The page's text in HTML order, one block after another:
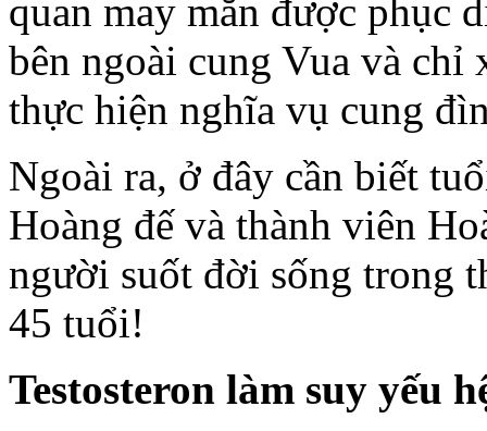
quan may mắn được phục
bên ngoài cung Vua và
thực hiện nghĩa vụ cung
Ngoài ra, ở đây cần biết
Hoàng đế và thành viên
người suốt đời sống trong
45 tuổi!
Testosteron làm suy yếu